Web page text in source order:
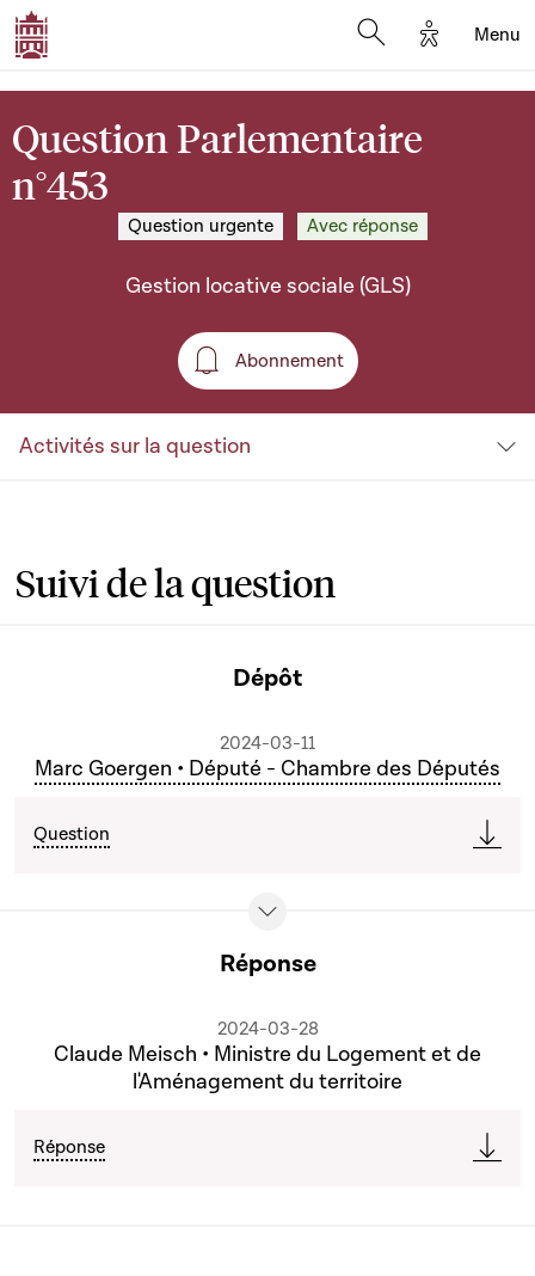
Options
Menu
Question Parlementaire
n°453
Question urgente Avec réponse
Gestion locative sociale (GLS)
Abonnement
Abonnement
Activités sur la question
Suivi de la question
Dépôt
2024-03-11
Marc Goergen • Député - Chambre des Députés
Question
Réponse
2024-03-28
Claude Meisch • Ministre du Logement et de
l'Aménagement du territoire
Réponse